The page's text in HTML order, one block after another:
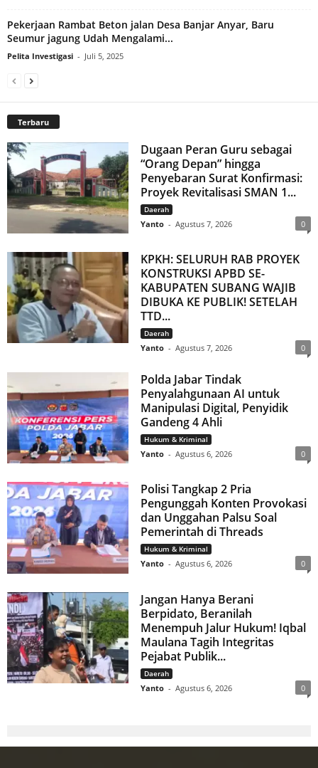
Pekerjaan Rambat Beton jalan Desa Banjar Anyar, Baru
Seumur jagung Udah Mengalami...
Pelita Investigasi - Juli 5, 2025
Terbaru
Dugaan Peran Guru sebagai
“Orang Depan” hingga
Penyebaran Surat Konfirmasi:
Proyek Revitalisasi SMAN 1...
Daerah
Yanto - Agustus 7, 2026 0
KPKH: SELURUH RAB PROYEK
KONSTRUKSI APBD SE-
KABUPATEN SUBANG WAJIB
DIBUKA KE PUBLIK! SETELAH
TTD...
Daerah
Yanto - Agustus 7, 2026 0
Polda Jabar Tindak
Penyalahgunaan AI untuk
Manipulasi Digital, Penyidik
Gandeng 4 Ahli
Hukum & Kriminal
Yanto - Agustus 6, 2026 0
Polisi Tangkap 2 Pria
Pengunggah Konten Provokasi
dan Unggahan Palsu Soal
Pemerintah di Threads
Hukum & Kriminal
Yanto - Agustus 6, 2026 0
Jangan Hanya Berani
Berpidato, Beranilah
Menempuh Jalur Hukum! Iqbal
Maulana Tagih Integritas
Pejabat Publik...
Daerah
Yanto - Agustus 6, 2026 0